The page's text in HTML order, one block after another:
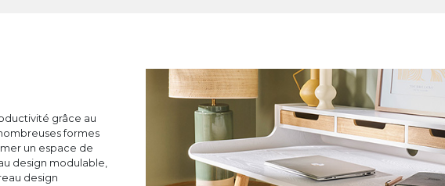
grâce au
formes
un espace de
design modulable,
design